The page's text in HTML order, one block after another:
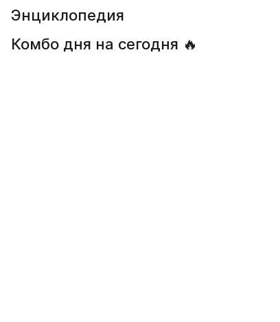
Энциклопедия
Комбо дня на сегодня 🔥